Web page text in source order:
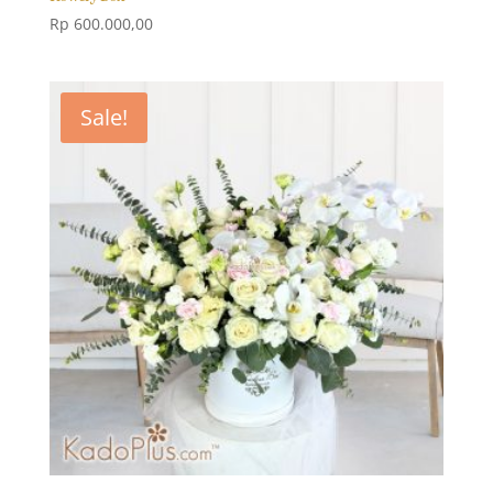
Rp 600.000,00
Sale!